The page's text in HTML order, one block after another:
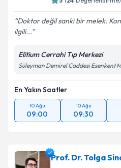
Metni 'ni okudum ve
kapsamda işlenmesini
Takvim
Doktor değil sanki bir melek.
ilgili...
Elitium Cerrahi Tıp Merkezi
Süleyman Demirel Caddesi Esenkent
En Yakın Saatler
10 Ağu
09:00
10 Ağu
09:30
Prof. Dr. Tolga